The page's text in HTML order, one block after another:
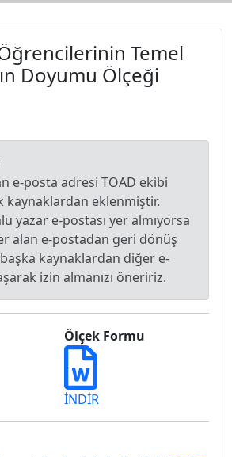
Temel
Doyumu Ölçeği
e-posta adresi TOAD ekibi
kaynaklardan eklenmiştir.
yazar e-postası yer almıyorsa
alan e-postadan geri dönüş
başka kaynaklardan diğer e-
izin almanızı öneririz.
Ölçek Formu
İNDİR